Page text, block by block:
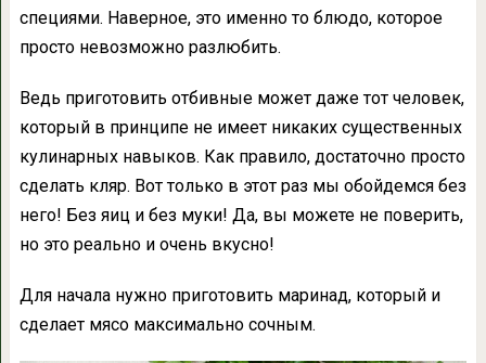
специями. Наверное, это именно то блюдо, которое
просто невозможно разлюбить.
Ведь приготовить отбивные может даже тот человек,
который в принципе не имеет никаких существенных
кулинарных навыков. Как правило, достаточно просто
сделать кляр. Вот только в этот раз мы обойдемся без
него! Без яиц и без муки! Да, вы можете не поверить,
но это реально и очень вкусно!
Для начала нужно приготовить маринад, который и
сделает мясо максимально сочным.